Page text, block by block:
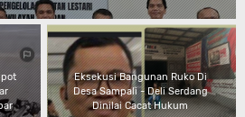
Eksekusi Bangunan Ruko Di
Desa Sampali - Deli Serdang
Dinilai Cacat Hukum